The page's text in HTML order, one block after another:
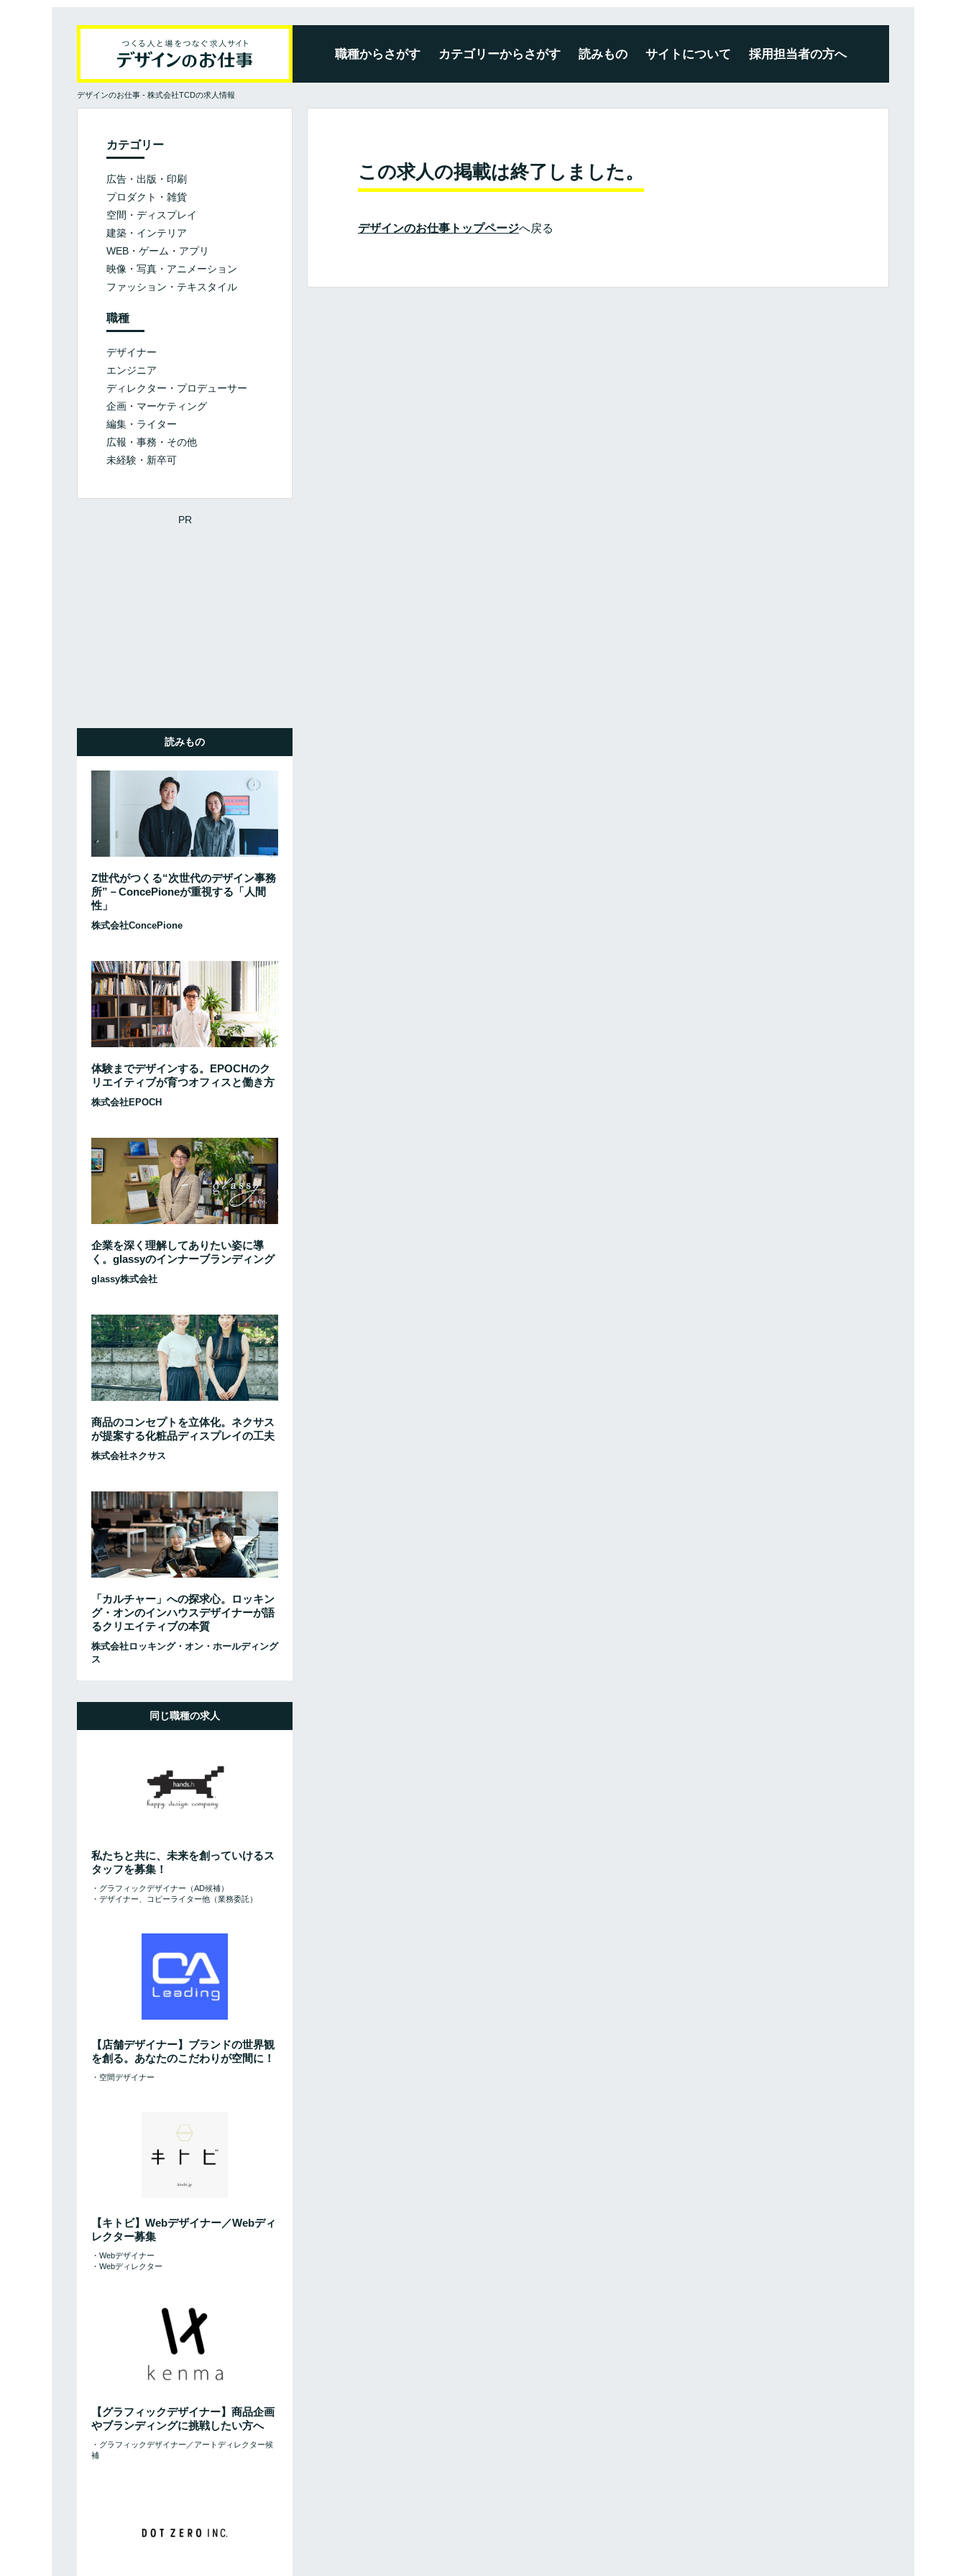
職種からさがす カテゴリーからさがす 読みもの サイトについて 採用担当者の方へ
デザインのお仕事 - 株式会社TCDの求人情報
この求人の掲載は終了しました。
デザインのお仕事トップページへ戻る
カテゴリー
広告・出版・印刷
プロダクト・雑貨
空間・ディスプレイ
建築・インテリア
WEB・ゲーム・アプリ
映像・写真・アニメーション
ファッション・テキスタイル
職種
デザイナー
エンジニア
ディレクター・プロデューサー
企画・マーケティング
編集・ライター
広報・事務・その他
未経験・新卒可
PR
読みもの
Z世代がつくる“次世代のデザイン事務
所”－ConcePioneが重視する「人間
性」
株式会社ConcePione
体験までデザインする。EPOCHのク
リエイティブが育つオフィスと働き方
株式会社EPOCH
企業を深く理解してありたい姿に導
く。glassyのインナーブランディング
glassy株式会社
商品のコンセプトを立体化。ネクサス
が提案する化粧品ディスプレイの工夫
株式会社ネクサス
「カルチャー」への探求心。ロッキン
グ・オンのインハウスデザイナーが語
るクリエイティブの本質
株式会社ロッキング・オン・ホールディング
ス
同じ職種の求人
私たちと共に、未来を創っていけるス
タッフを募集！
・グラフィックデザイナー（AD候補）
・デザイナー、コピーライター他（業務委託）
【店舗デザイナー】ブランドの世界観
を創る。あなたのこだわりが空間に！
・空間デザイナー
【キトビ】Webデザイナー／Webディ
レクター募集
・Webデザイナー
・Webディレクター
【グラフィックデザイナー】商品企画
やブランディングに挑戦したい方へ
・グラフィックデザイナー／アートディレクター候
補